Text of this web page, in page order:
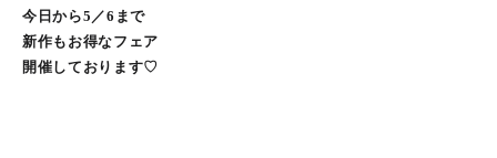
今日から5／6まで
新作もお得なフェア
開催しております♡